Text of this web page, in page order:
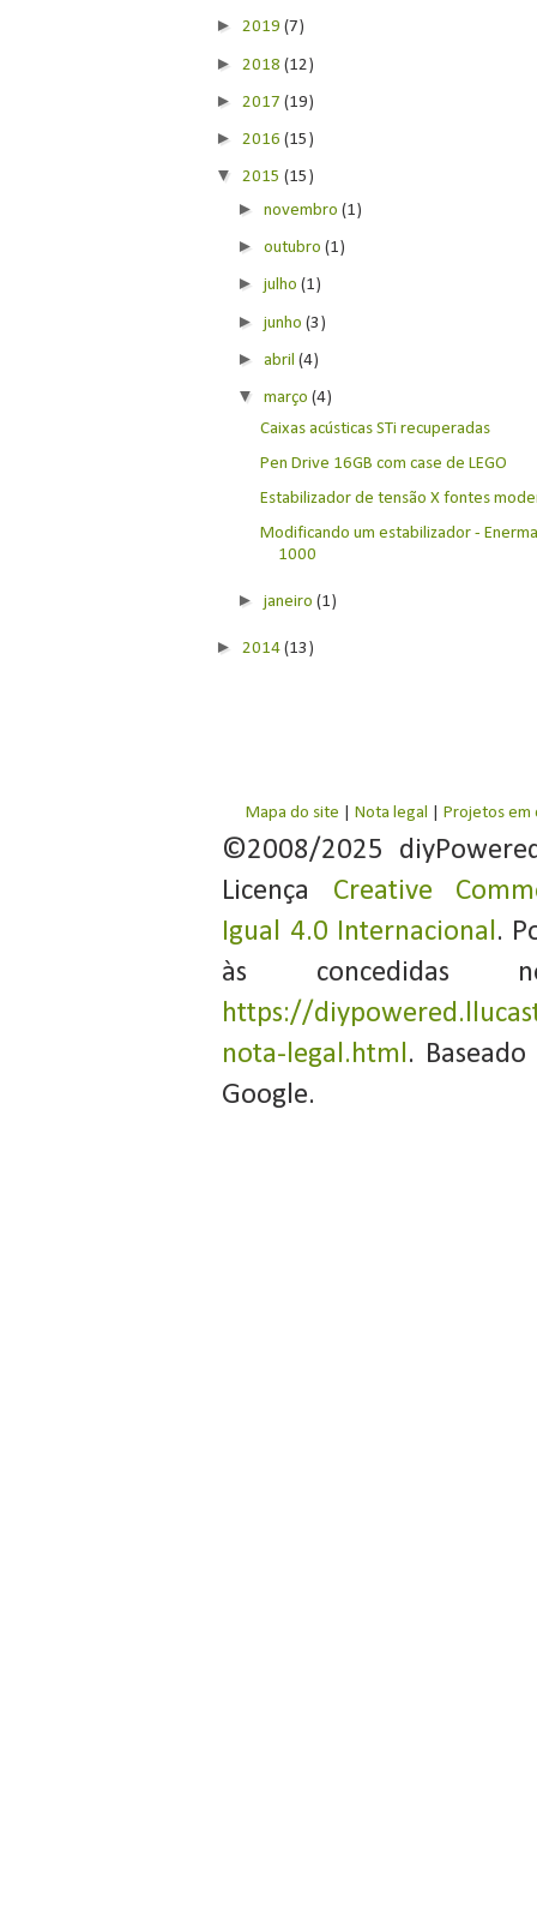
► 2019(7)
► 2018(12)
► 2017(19)
► 2016(15)
▼ 2015(15)
►novembro(1)
►outubro(1)
►julho(1)
►junho(3)
►abril(4)
▼março(4)
Caixas acústicas STi recuperadas
Pen Drive 16GB com case de LEGO
Estabilizador de tensão X fontes
Modificando um estabilizador -
1000
►janeiro(1)
► 2014(13)
Mapa do site Nota legal Projetos em
©2008/2025
Licença Creative
Igual 4.0 Internacional .
às concedidas
https://
nota-legal.html .
Google.